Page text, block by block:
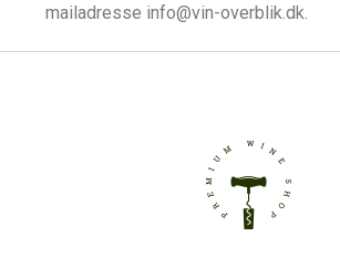
mailadresse info@vin-overblik.dk.